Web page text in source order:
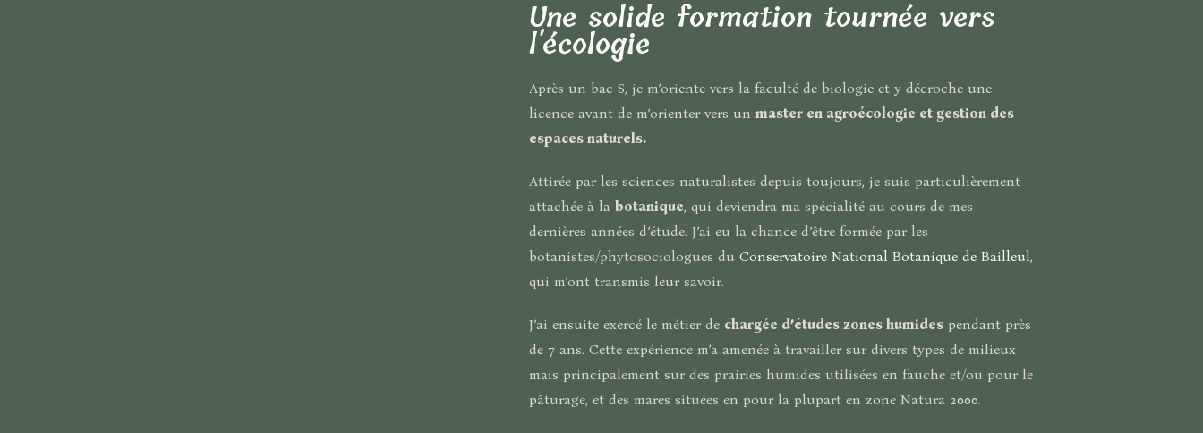
Une solide formation tournée vers
l'écologie
Après un bac S, je m’oriente vers la faculté de biologie et y décroche une
licence avant de m’orienter vers unmaster en agroécologie et gestion des
espaces naturels.
Attirée par les sciences naturalistes depuis toujours, je suis particulièrement
attachée à labotanique, qui deviendra ma spécialité au cours de mes
dernières années d’étude. J’ai eu la chance d’être formée par les
botanistes/phytosociologues duConservatoire National Botanique de Bailleul,
qui m’ont transmis leur savoir.
J’ai ensuite exercé le métier de chargée d’études zones humides pendant près
de 7 ans. Cette expérience m’a amenée à travailler sur divers types de milieux
mais principalement sur des prairies humides utilisées en fauche et/ou pour le
pâturage, et des mares situées en pour la plupart en zone Natura 2000.